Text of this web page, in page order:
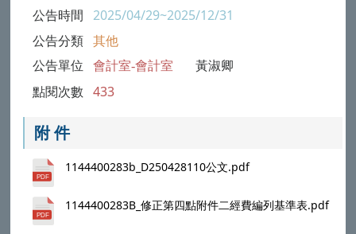
公告時間 2025/04/29~2025/12/31
公告分類 其他
公告單位 會計室-會計室 黃淑卿
點閱次數 433
附 件
1144400283b_D250428110公文.pdf
1144400283B_修正第四點附件二經費編列基準表.pdf